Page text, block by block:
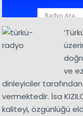
ve
dinleyiciler
vermektedir. İsa
kaliteyi, özgünlüğü